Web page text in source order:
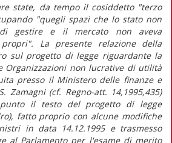
state, da tempo il cosiddetto "terzo
"quegli spazi che lo stato non
gestire e il mercato non aveva
La presente relazione della
sul progetto di legge riguardante la
Organizzazioni non lucrative di utilità
presso il Ministero delle finanze e
Zamagni (cf. Regno-att. 14,1995,435)
il testo del progetto di legge
fatto proprio con alcune modifiche
in data 14.12.1995 e trasmesso
al Parlamento per l'esame di merito